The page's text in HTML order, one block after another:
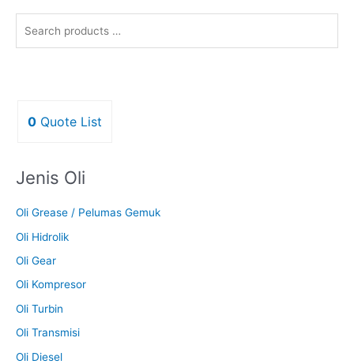
0 Quote List
Jenis Oli
Oli Grease / Pelumas Gemuk
Oli Hidrolik
Oli Gear
Oli Kompresor
Oli Turbin
Oli Transmisi
Oli Diesel